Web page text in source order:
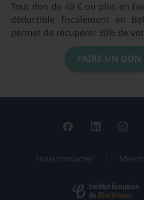
Tout don de 40 € ou plus en
déductible fiscalement en
permet de récupérer 30% de
FAIRE UN DON
Nous contacter |
Institut Européen
deBioéthique